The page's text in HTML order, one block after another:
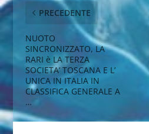
PRECEDENTE
NUOTO
SINCRONIZZATO, LA
RARI è LA TERZA
SOCIETA’ TOSCANA E L’
UNICA IN ITALIA IN
CLASSIFICA GENERALE A
…